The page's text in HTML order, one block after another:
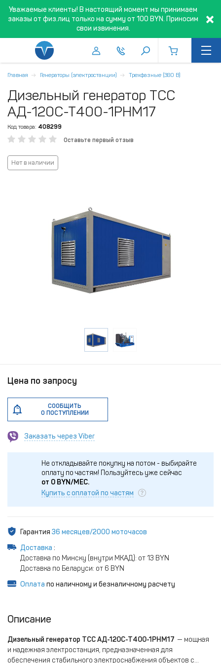
Уважаемые клиенты! В настоящий момент мы принимаем
заказы от физ.лиц только на сумму от 100 BYN. Приносим
свои извинения.
Главная Генераторы (электростанции) Трехфазные (380 В)
Дизельный генератор ТСС
АД-120С-Т400-1РНМ17
Код товара: 408299
Оставьте первый отзыв
Нет в наличии
Цена по запросу
СООБЩИТЬ
О ПОСТУПЛЕНИИ
Заказать через Viber
Не откладывайте покупку на потом - выбирайте
оплату по частям! Пользуйтесь уже сейчас
от 0 BYN/МЕС.
Купить с оплатой по частям
Гарантия 36 месяцев/2000 моточасов
Доставка :
Доставка по Минску (внутри МКАД): от 13 BYN
Доставка по Беларуси: от 6 BYN
Оплата по наличному и безналичному расчету
Описание
Дизельный генератор ТСС АД-120С-Т400-1РНМ17 — мощная
и надежная электростанция, предназначенная для
обеспечения стабильного электроснабжения объектов с